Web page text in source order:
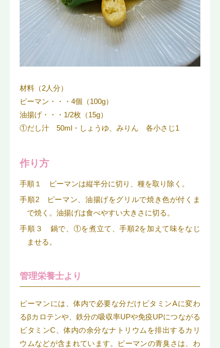
材料（2人分）
ピーマン・・・4個（100g）
油揚げ・・・1/2枚（15g）
①だし汁 50ml・しょうゆ、みりん 各小さじ1
作り方
手順１ ピーマンは縦半分に切り、種を取り除く。
手順2 ピーマン、油揚げをグリルで焼き色が付くま
で焼く。油揚げは食べやすい大きさに切る。
手順３ 鍋で、①を煮立て、手順2を加えて味をなじ
ませる。
管理栄養士より
ピーマンには、体内で必要な分だけビタミンAに変わ
るβカロテンや、鉄分の吸収率UPや免疫UPにつながる
ビタミンC、体内の余分なナトリウムを排出するカリ
ウムなどが含まれています。ピーマンの青臭さは、わ